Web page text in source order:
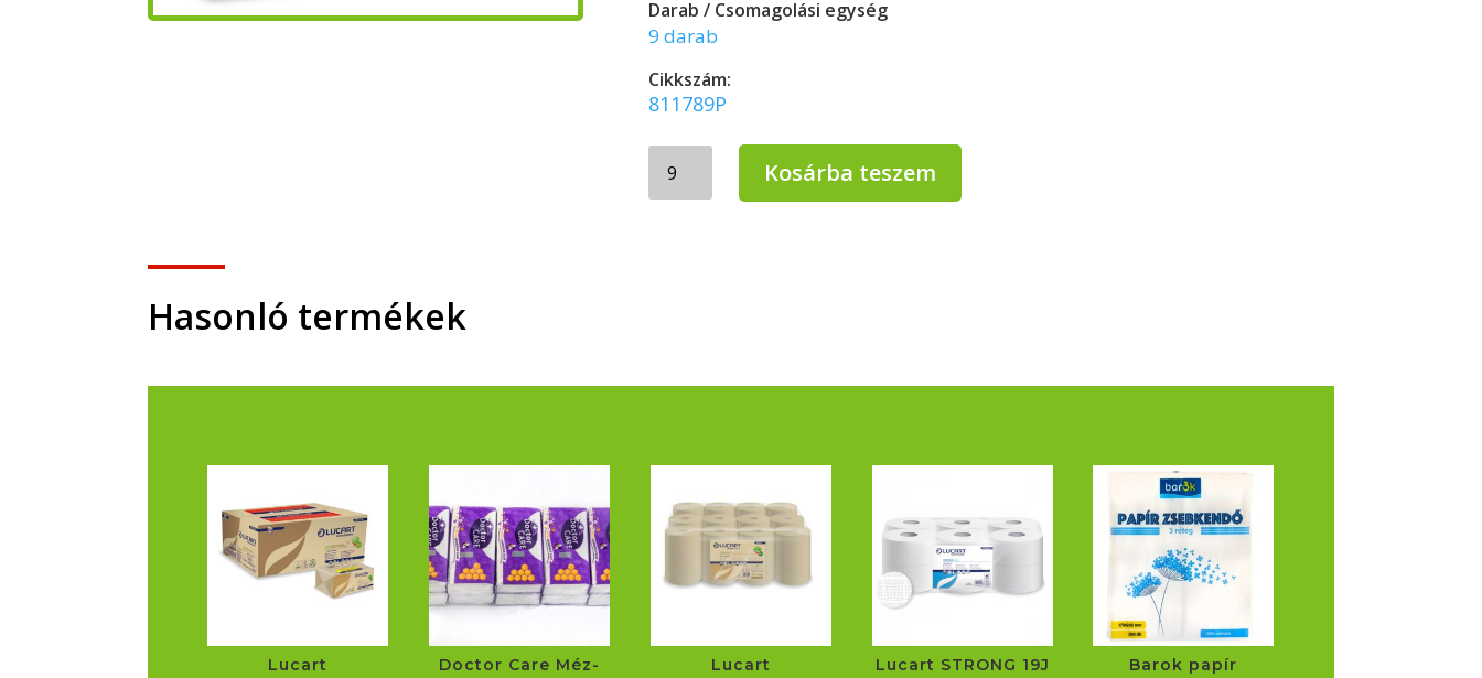
Darab / Csomagolási egység
9 darab
Cikkszám:
811789P
STRONG
8.3
Kosárba teszem
Hasonló termékek
Lucart
Doctor Care Méz-
Lucart
Lucart STRONG 19J
Barok papír